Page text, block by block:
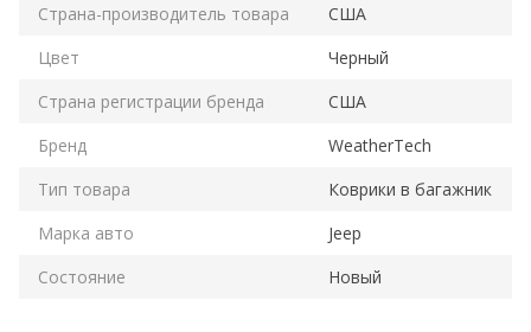
Страна-производитель товара
США
Цвет
Черный
Страна регистрации бренда
США
Бренд
WeatherTech
Тип товара
Коврики в багажник
Марка авто
Jeep
Состояние
Новый